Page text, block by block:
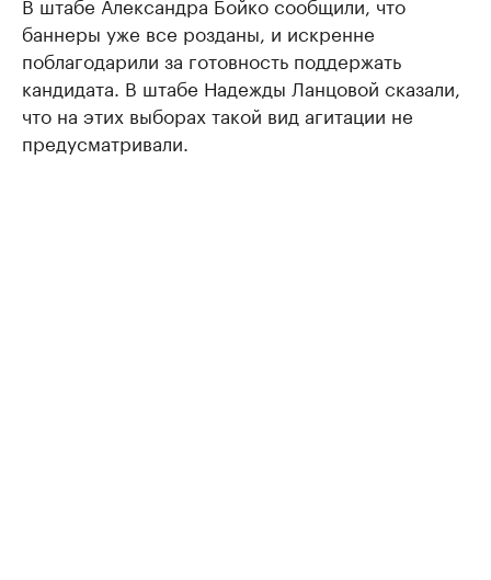
баннеры уже все розданы, и искренне
поблагодарили за готовность поддержать
кандидата. В штабе Надежды Ланцовой сказали,
что на этих выборах такой вид агитации не
предусматривали.